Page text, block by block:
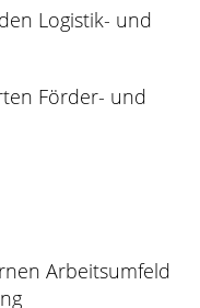
Logistik- und
Förder- und
Arbeitsumfeld